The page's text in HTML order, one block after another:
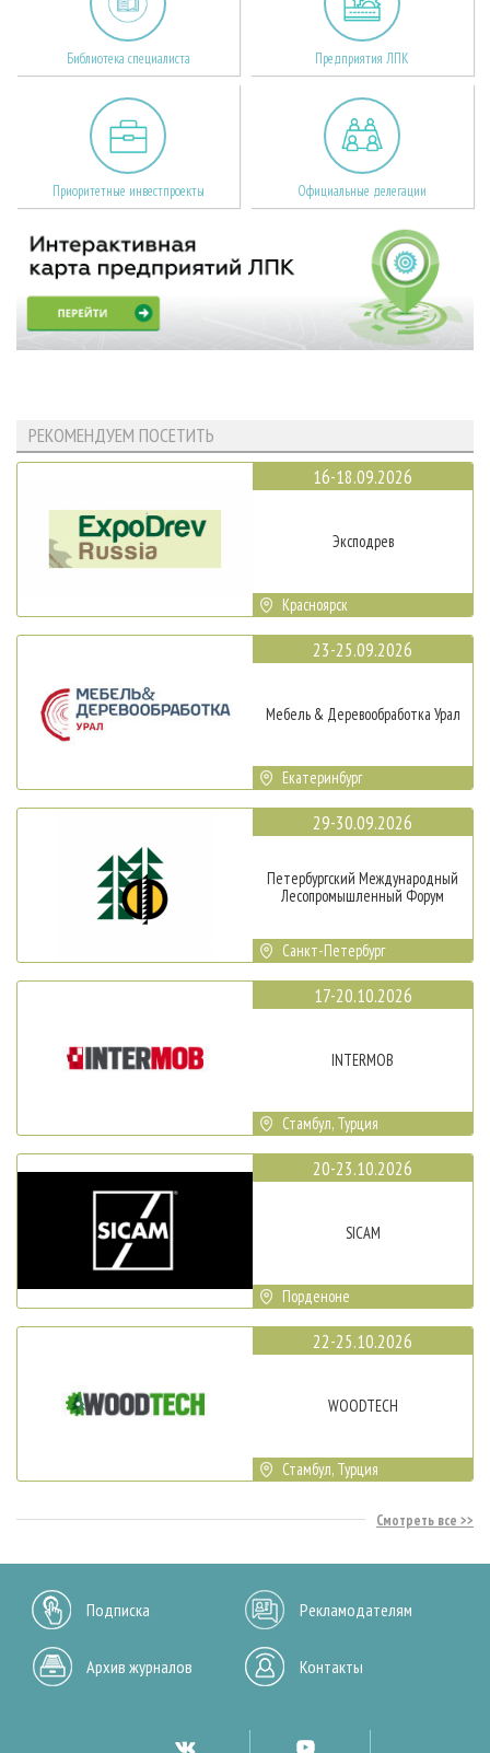
Библиотека специалиста Предприятия ЛПК
Приоритетные инвестпроекты Официальные делегации
РЕКОМЕНДУЕМ ПОСЕТИТЬ
16-18.09.2026
Эксподрев
Красноярск
23-25.09.2026
Мебель & Деревообработка Урал
Екатеринбург
29-30.09.2026
Петербургский Международный
Лесопромышленный Форум
Санкт-Петербург
17-20.10.2026
INTERMOB
Стамбул, Турция
20-23.10.2026
SICAM
Порденоне
22-25.10.2026
WOODTECH
Стамбул, Турция
Смотреть все
Подписка Рекламодателям
Архив журналов Контакты